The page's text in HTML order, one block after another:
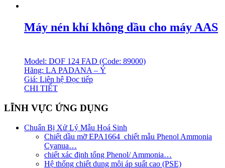
Máy nén khí không dầu cho máy AAS
Model: DOF 124 FAD (Code: 89000)
Hãng: LA PADANA – Ý
Giá: Liên hệ Đọc tiếp
CHI TIẾT
LĨNH VỰC ỨNG DỤNG
Chuẩn Bị Xử Lý Mẫu Hoá Sinh
Chiết dầu mỡ EPA1664_chiết mẫu Phenol Ammonia
Cyanua…
chiết xác định tổng Phenol/ Ammonia…
Hệ thống chiết dung môi áp suất cao (PSE)